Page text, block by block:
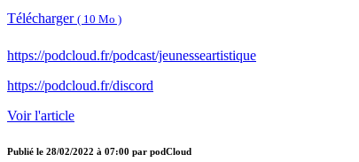
Télécharger ( 10 Mo )
https://podcloud.fr/podcast/jeunesseartistique
https://podcloud.fr/discord
Voir l'article
Publié le 28/02/2022 à 07:00 par podCloud